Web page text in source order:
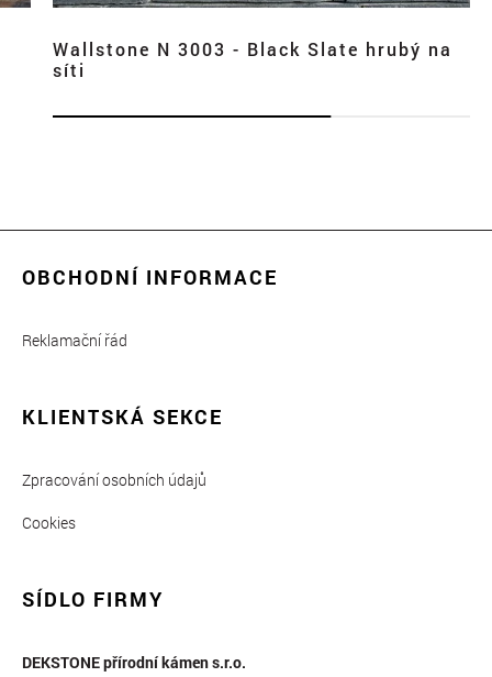
Wallstone N 3003 - Black Slate hrubý na
síti
OBCHODNÍ INFORMACE
Reklamační řád
KLIENTSKÁ SEKCE
Zpracování osobních údajů
Cookies
SÍDLO FIRMY
DEKSTONE přírodní kámen s.r.o.